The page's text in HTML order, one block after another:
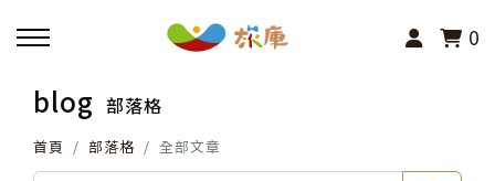
0
回主選單
活動報名
blog 部落格
首頁 部落格 全部文章